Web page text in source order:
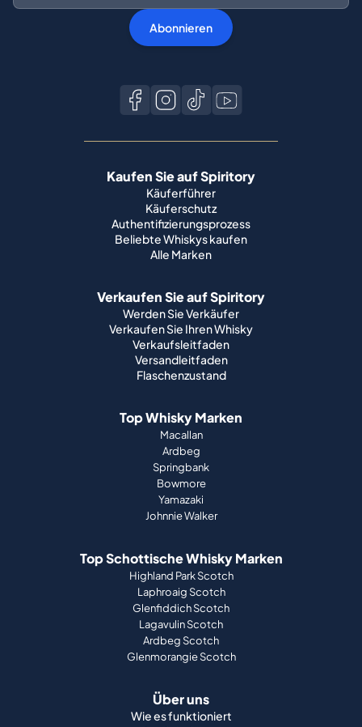
Abonnieren
Kaufen Sie auf Spiritory
Käuferführer
Käuferschutz
Authentifizierungsprozess
Beliebte Whiskys kaufen
Alle Marken
Verkaufen Sie auf Spiritory
Werden Sie Verkäufer
Verkaufen Sie Ihren Whisky
Verkaufsleitfaden
Versandleitfaden
Flaschenzustand
Top Whisky Marken
Macallan
Ardbeg
Springbank
Bowmore
Yamazaki
Johnnie Walker
Top Schottische Whisky Marken
Highland Park Scotch
Laphroaig Scotch
Glenfiddich Scotch
Lagavulin Scotch
Ardbeg Scotch
Glenmorangie Scotch
Über uns
Wie es funktioniert